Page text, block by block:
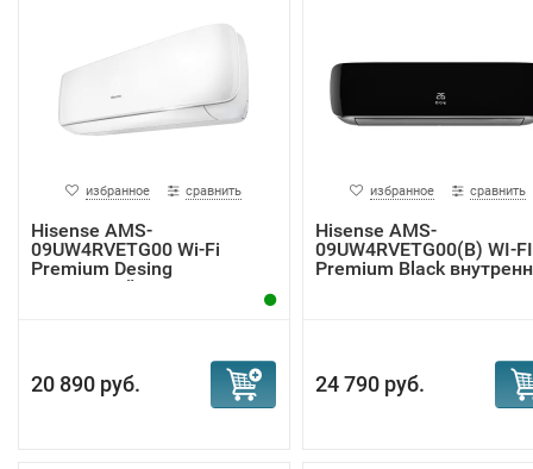
избранное сравнить
Hisense AMS-
09UW4RVETG00 Wi-Fi
Premium Desing
внутренний ...
20 890 руб.
избранное сравнить
Hisense AMS-
09UW4RVETG00(B) WI-FI
Premium Black
24 790 руб.